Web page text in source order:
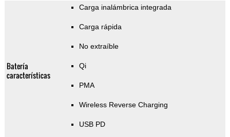
Batería
características
Carga inalámbrica integrada
Carga rápida
No extraíble
Qi
PMA
Wireless Reverse Charging
USB PD